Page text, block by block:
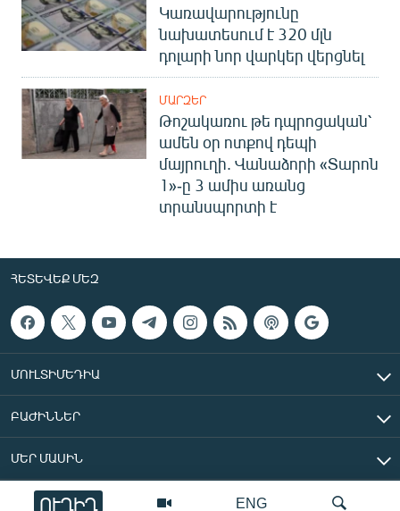
ENG
ՈՒՂԻՂ
Կառավարությունը
նախատեսում է 320 մլն
դոլարի նոր վարկեր վերցնել
ՄԱՐԶԵՐ
Թոշակառու թե դպրոցական՝
ամեն օր ոտքով դեպի
մայրուղի. Վանաձորի «Տարոն
1»-ը 3 ամիս առանց
տրանսպորտի է
ՀԵՏԵՎԵՔ ՄԵԶ
ՄՈՒԼՏԻՄԵԴԻԱ
ԲԱԺԻՆՆԵՐ
ՄԵՐ ՄԱՍԻՆ
«Ազատ Եվրոպա/Ազատություն» ռադիոկայան © 2026